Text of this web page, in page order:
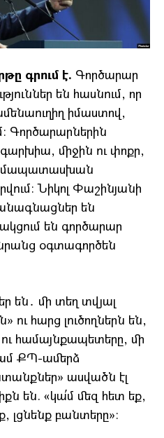
գրում է. Գործարար
են հասնում, որ
իմաստով,
Գործարարներին
միջին ու փոքր,
Նիկոլ Փաշինյանի
են
են գործարար
օգտագործեն
են․ մի տեղ տվյալ
հարց լուծողներն են,
համայնքապետերը, մի
ՔՊ-ամերձ
ասվածն էլ
են. «կա՛մ մեզ հետ եք,
լցնենք բանտերը»։